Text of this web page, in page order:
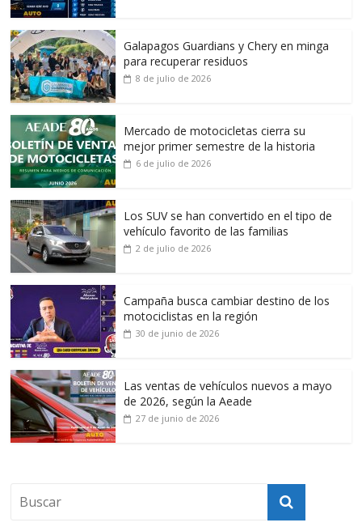
Galapagos Guardians y Chery en minga
para recuperar residuos
8 de julio de 2026
Mercado de motocicletas cierra su
mejor primer semestre de la historia
6 de julio de 2026
Los SUV se han convertido en el tipo de
vehículo favorito de las familias
2 de julio de 2026
Campaña busca cambiar destino de los
motociclistas en la región
30 de junio de 2026
Las ventas de vehículos nuevos a mayo
de 2026, según la Aeade
27 de junio de 2026